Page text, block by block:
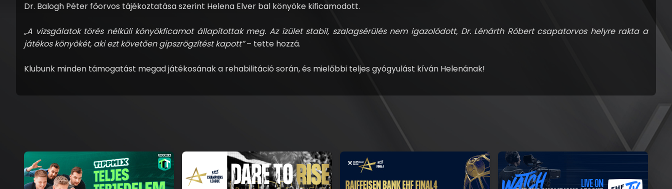
Dr. Balogh Péter főorvos tájékoztatása szerint Helena Elver bal könyöke kificamodott.
„A vizsgálatok törés nélküli könyökficamot állapítottak meg. Az ízület stabil, szalagsérülés nem igazolódott, Dr. Lénárth Róbert csapatorvos helyre rakta a
játékos könyökét, aki ezt követően gipszrögzítést kapott”– tette hozzá.
Klubunk minden támogatást megad játékosának a rehabilitáció során, és mielőbbi teljes gyógyulást kíván Helenának!